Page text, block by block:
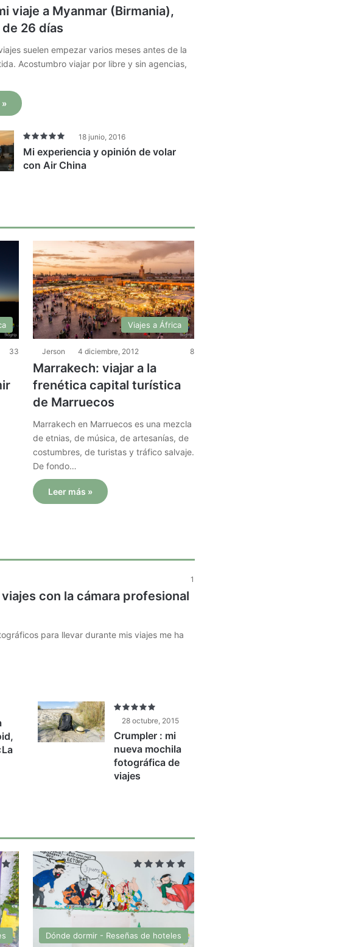
viaje a Myanmar (Birmania),
26 días
suelen empezar varios meses antes de la
Acostumbro viajar por libre y sin agencias,
»
18 junio, 2016
Mi experiencia y opinión de volar
con Air China
33
Viajes a África
Jerson 4 diciembre, 2012 8
Marrakech: viajar a la
frenética capital turística
de Marruecos
Marrakech en Marruecos es una mezcla
de etnias, de música, de artesanías, de
costumbres, de turistas y tráfico salvaje.
De fondo…
Leer más »
1
con la cámara profesional
para llevar durante mis viajes me ha
28 octubre, 2015
Crumpler : mi
nueva mochila
fotográfica de
viajes
Dónde dormir - Reseñas de hoteles